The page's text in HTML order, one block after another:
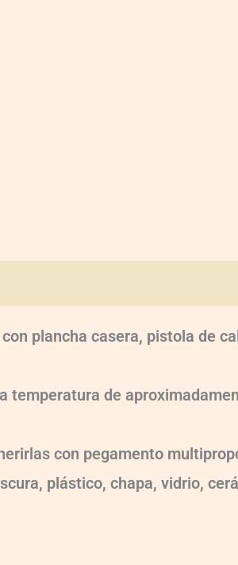
plancha casera, pistola de
temperatura de
con pegamento
plástico, chapa, vidrio,